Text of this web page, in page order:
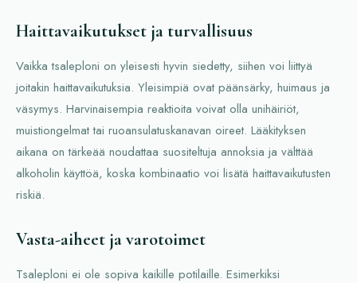
Haittavaikutukset ja turvallisuus
Vaikka tsaleploni on yleisesti hyvin siedetty, siihen voi liittyä
joitakin haittavaikutuksia. Yleisimpiä ovat päänsärky, huimaus ja
väsymys. Harvinaisempia reaktioita voivat olla unihäiriöt,
muistiongelmat tai ruoansulatuskanavan oireet. Lääkityksen
aikana on tärkeää noudattaa suositeltuja annoksia ja välttää
alkoholin käyttöä, koska kombinaatio voi lisätä haittavaikutusten
riskiä.
Vasta-aiheet ja varotoimet
Tsaleploni ei ole sopiva kaikille potilaille. Esimerkiksi